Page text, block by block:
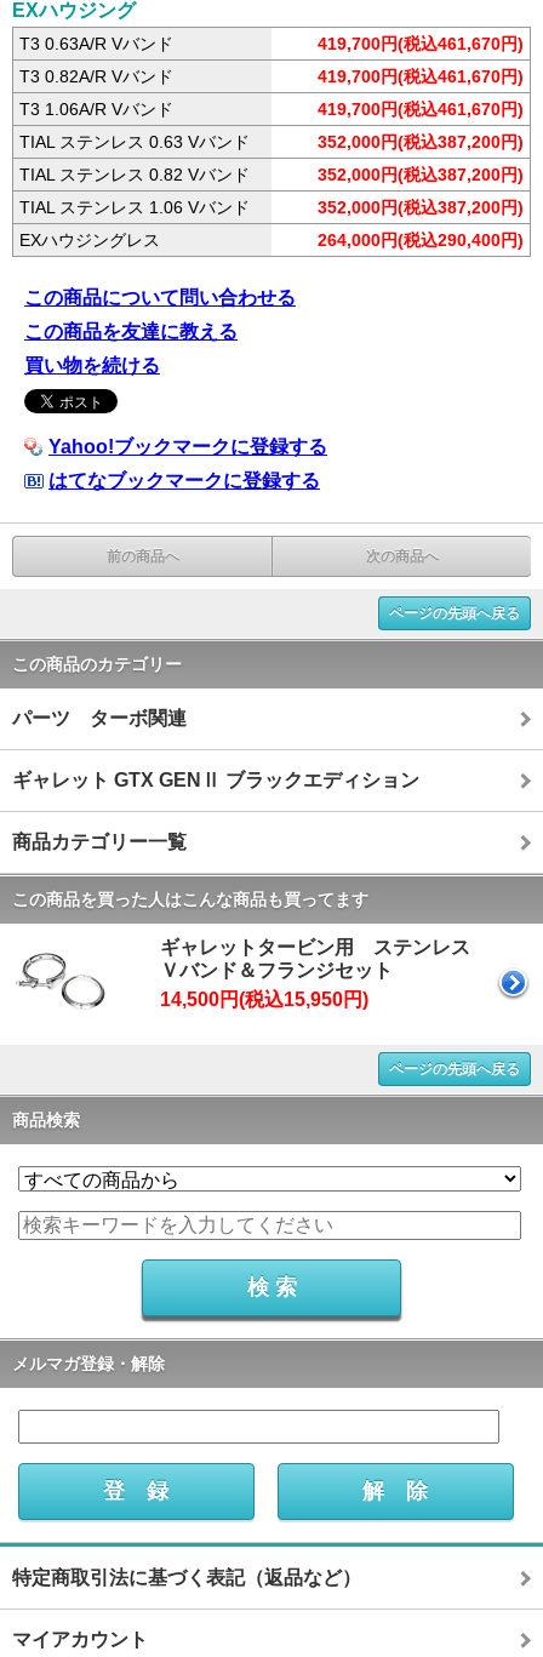
EXハウジング
T3 0.63A/R Vバンド
419,700円(税込461,670円)
T3 0.82A/R Vバンド
419,700円(税込461,670円)
T3 1.06A/R Vバンド
419,700円(税込461,670円)
TIAL ステンレス 0.63 Vバンド
352,000円(税込387,200円)
TIAL ステンレス 0.82 Vバンド
352,000円(税込387,200円)
TIAL ステンレス 1.06 Vバンド
352,000円(税込387,200円)
EXハウジングレス
264,000円(税込290,400円)
この商品について問い合わせる
この商品を友達に教える
買い物を続ける
Yahoo!ブックマークに登録する
はてなブックマークに登録する
前の商品へ 次の商品へ
ページの先頭へ戻る
この商品のカテゴリー
パーツ ターボ関連
ギャレット GTX GENⅡ ブラックエディション
商品カテゴリー一覧
この商品を買った人はこんな商品も買ってます
ギャレットタービン用 ステンレス
Ｖバンド＆フランジセット
14,500円(税込15,950円)
ページの先頭へ戻る
商品検索
メルマガ登録・解除
特定商取引法に基づく表記（返品など）
マイアカウント